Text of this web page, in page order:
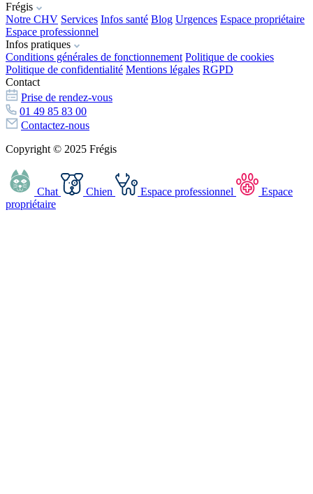
Frégis
Notre CHV Services Infos santé Blog Urgences Espace propriétaire
Espace professionnel
Infos pratiques
Conditions générales de fonctionnement Politique de cookies
Politique de confidentialité Mentions légales RGPD
Contact
Prise de rendez-vous
01 49 85 83 00
Contactez-nous
Copyright © 2025 Frégis
Chat Chien Espace professionnel
Espace
propriétaire